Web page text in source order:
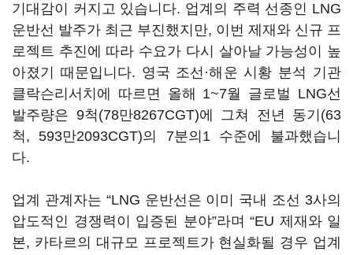
기대감이 커지고 있습니다. 업계의 주력 선종인 LNG
운반선 발주가 최근 부진했지만, 이번 제재와 신규 프
로젝트 추진에 따라 수요가 다시 살아날 가능성이 높
아졌기 때문입니다. 영국 조선·해운 시황 분석 기관
클락슨리서치에 따르면 올해 1~7월 글로벌 LNG선
발주량은 9척(78만8267CGT)에 그쳐 전년 동기(63
척, 593만2093CGT)의 7분의1 수준에 불과했습니
다.
업계 관계자는 “LNG 운반선은 이미 국내 조선 3사의
압도적인 경쟁력이 입증된 분야”라며 “EU 제재와 일
본, 카타르의 대규모 프로젝트가 현실화될 경우 업계